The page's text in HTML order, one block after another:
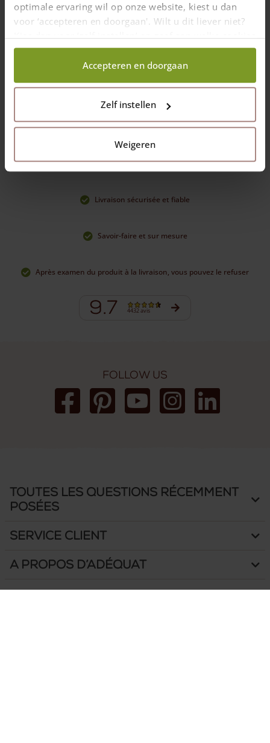
optimale ervaring wil op onze website, kiest u dan
voor ‘accepteren en doorgaan'. Wilt u dit liever niet?
Kies dan voor ‘zelf instellen’ en geef aan welke cookies
wij wel mogen verzamelen.
Accepteren en doorgaan
Zelf instellen
Weigeren
Bois de qualité supérieure
Livraison sécurisée et fiable
Savoir-faire et sur mesure
Après examen du produit à la livraison, vous pouvez le refuser
9.7 4432 avis
Follow us
Toutes les questions récemment
posées
Service client
A propos d’Adéquat